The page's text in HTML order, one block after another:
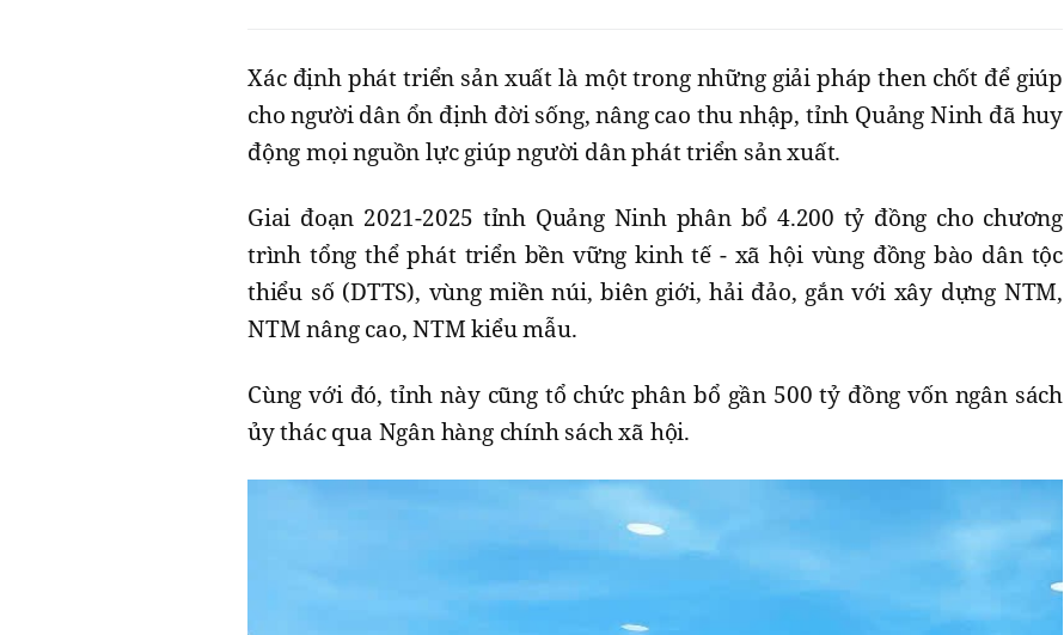
Xác định phát triển sản xuất là một trong những giải pháp then chốt để giúp
cho người dân ổn định đời sống, nâng cao thu nhập, tỉnh Quảng Ninh đã huy
động mọi nguồn lực giúp người dân phát triển sản xuất.
Giai đoạn 2021-2025 tỉnh Quảng Ninh phân bổ 4.200 tỷ đồng cho chương
trình tổng thể phát triển bền vững kinh tế - xã hội vùng đồng bào dân tộc
thiểu số (DTTS), vùng miền núi, biên giới, hải đảo, gắn với xây dựng NTM,
NTM nâng cao, NTM kiểu mẫu.
Cùng với đó, tỉnh này cũng tổ chức phân bổ gần 500 tỷ đồng vốn ngân sách
ủy thác qua Ngân hàng chính sách xã hội.